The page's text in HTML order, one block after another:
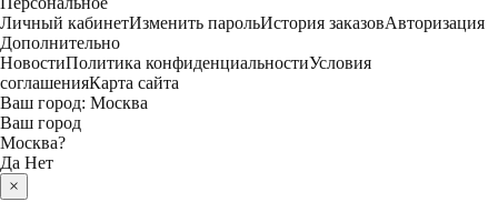
Личный кабинетИзменить парольИстория заказовАвторизация
Дополнительно
НовостиПолитика конфиденциальностиУсловия
соглашенияКарта сайта
Ваш город: Москва
Ваш город
Москва?
Да Нет
×